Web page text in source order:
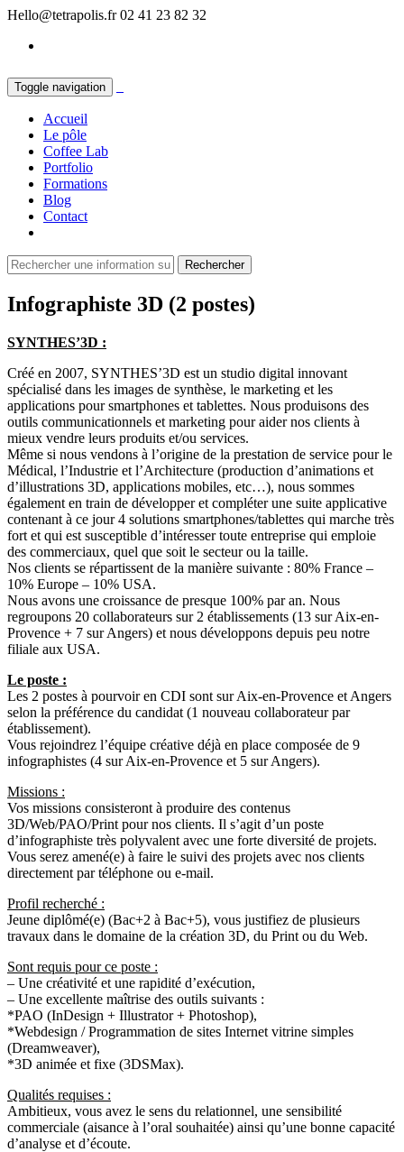
Hello@tetrapolis.fr 02 41 23 82 32
Toggle navigation
Accueil
Le pôle
Coffee Lab
Portfolio
Formations
Blog
Contact
Infographiste 3D (2 postes)
SYNTHES’3D :
Créé en 2007, SYNTHES’3D est un studio digital innovant
spécialisé dans les images de synthèse, le marketing et les
applications pour smartphones et tablettes. Nous produisons des
outils communicationnels et marketing pour aider nos clients à
mieux vendre leurs produits et/ou services.
Même si nous vendons à l’origine de la prestation de service pour le
Médical, l’Industrie et l’Architecture (production d’animations et
d’illustrations 3D, applications mobiles, etc…), nous sommes
également en train de développer et compléter une suite applicative
contenant à ce jour 4 solutions smartphones/tablettes qui marche très
fort et qui est susceptible d’intéresser toute entreprise qui emploie
des commerciaux, quel que soit le secteur ou la taille.
Nos clients se répartissent de la manière suivante : 80% France –
10% Europe – 10% USA.
Nous avons une croissance de presque 100% par an. Nous
regroupons 20 collaborateurs sur 2 établissements (13 sur Aix-en-
Provence + 7 sur Angers) et nous développons depuis peu notre
filiale aux USA.
Le poste :
Les 2 postes à pourvoir en CDI sont sur Aix-en-Provence et Angers
selon la préférence du candidat (1 nouveau collaborateur par
établissement).
Vous rejoindrez l’équipe créative déjà en place composée de 9
infographistes (4 sur Aix-en-Provence et 5 sur Angers).
Missions :
Vos missions consisteront à produire des contenus
3D/Web/PAO/Print pour nos clients. Il s’agit d’un poste
d’infographiste très polyvalent avec une forte diversité de projets.
Vous serez amené(e) à faire le suivi des projets avec nos clients
directement par téléphone ou e-mail.
Profil recherché :
Jeune diplômé(e) (Bac+2 à Bac+5), vous justifiez de plusieurs
travaux dans le domaine de la création 3D, du Print ou du Web.
Sont requis pour ce poste :
– Une créativité et une rapidité d’exécution,
– Une excellente maîtrise des outils suivants :
*PAO (InDesign + Illustrator + Photoshop),
*Webdesign / Programmation de sites Internet vitrine simples
(Dreamweaver),
*3D animée et fixe (3DSMax).
Qualités requises :
Ambitieux, vous avez le sens du relationnel, une sensibilité
commerciale (aisance à l’oral souhaitée) ainsi qu’une bonne capacité
d’analyse et d’écoute.